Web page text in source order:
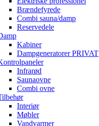
Brændefyrede
Combi sauna/damp
Reservedele
Kabiner
Dampgeneratorer PRIVAT
Infrarød
Saunaovne
Combi ovne
Interiør
Møbler
Vandvarmer